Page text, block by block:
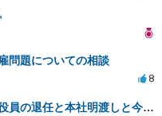
問題についての相談
8
合同会社の共同経営者から、役員の退任と本社明渡しと今までの給与返還を請求されている件について